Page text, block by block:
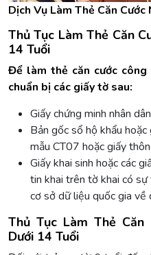
Dịch Vụ Làm Thẻ Căn
Thủ Tục Làm Thẻ Căn
14 Tuổi
Để làm thẻ căn cước công
chuẩn bị các giấy tờ sau:
Giấy chứng minh nhân
Bản gốc sổ hộ khẩu
mẫu CT07 hoặc giấy
Giấy khai sinh hoặc các
tin khai trên tờ khai có
cơ sở dữ liệu quốc gia về
Thủ Tục Làm Thẻ Căn
Dưới 14 Tuổi